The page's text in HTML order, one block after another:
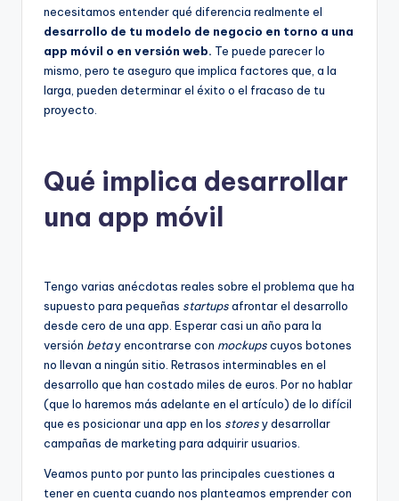
necesitamos entender qué diferencia realmente el
desarrollo de tu modelo de negocio en torno a una
app móvil o en versión web. Te puede parecer lo
mismo, pero te aseguro que implica factores que, a la
larga, pueden determinar el éxito o el fracaso de tu
proyecto.
Qué implica desarrollar
una app móvil
Tengo varias anécdotas reales sobre el problema que ha
supuesto para pequeñas startupsafrontar el desarrollo
desde cero de una app. Esperar casi un año para la
versión betay encontrarse con mockupscuyos botones
no llevan a ningún sitio. Retrasos interminables en el
desarrollo que han costado miles de euros. Por no hablar
(que lo haremos más adelante en el artículo) de lo difícil
que es posicionar una app en los storesy desarrollar
campañas de marketing para adquirir usuarios.
Veamos punto por punto las principales cuestiones a
tener en cuenta cuando nos planteamos emprender con